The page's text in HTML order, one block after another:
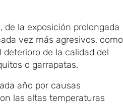
la exposición prolongada
vez más agresivos, como
de la calidad del
o garrapatas.
año por causas
las altas temperaturas